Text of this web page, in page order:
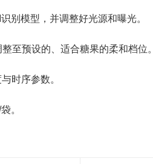
别模型，并调整好光源和曝光。
至预设的、适合糖果的柔和档位。
时序参数。
。